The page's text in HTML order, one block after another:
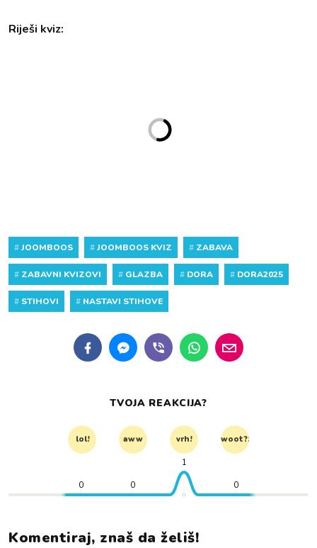
Riješi kviz:
#JOOMBOOS #JOOMBOOS KVIZ # ZABAVA
# ZABAVNI KVIZOVI # GLAZBA # DORA # DORA2025
# STIHOVI # NASTAVI STIHOVE
TVOJA REAKCIJA?
lol! aww vrh! woot?!
0 0
1
0
Komentiraj, znaš da želiš!